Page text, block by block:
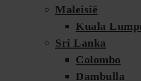
Maleisië
Kuala
Sri Lanka
Colombo
Dambulla